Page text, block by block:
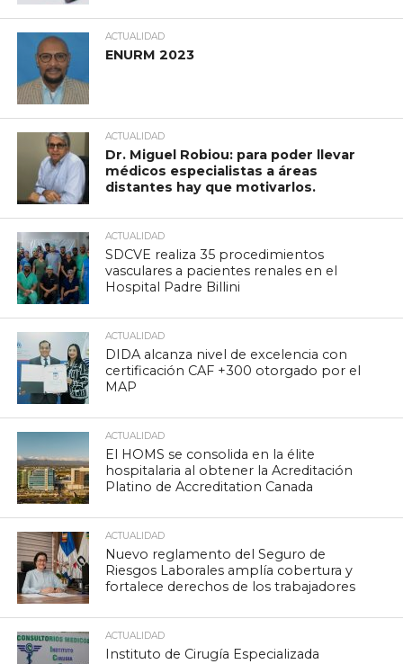
ACTUALIDAD
ENURM 2023
ACTUALIDAD
Dr. Miguel Robiou: para poder llevar
médicos especialistas a áreas
distantes hay que motivarlos.
ACTUALIDAD
SDCVE realiza 35 procedimientos
vasculares a pacientes renales en el
Hospital Padre Billini
ACTUALIDAD
DIDA alcanza nivel de excelencia con
certificación CAF +300 otorgado por el
MAP
ACTUALIDAD
El HOMS se consolida en la élite
hospitalaria al obtener la Acreditación
Platino de Accreditation Canada
ACTUALIDAD
Nuevo reglamento del Seguro de
Riesgos Laborales amplía cobertura y
fortalece derechos de los trabajadores
ACTUALIDAD
Instituto de Cirugía Especializada